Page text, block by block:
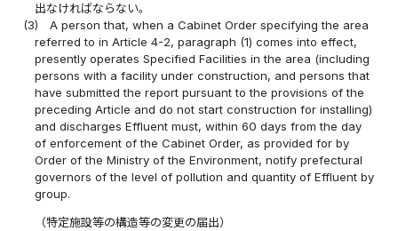
出なければならない。
(3)
A person that, when a Cabinet Order specifying the area
referred to in Article 4-2, paragraph (1) comes into effect,
presently operates Specified Facilities in the area (including
persons with a facility under construction, and persons that
have submitted the report pursuant to the provisions of the
preceding Article and do not start construction for installing)
and discharges Effluent must, within 60 days from the day
of enforcement of the Cabinet Order, as provided for by
Order of the Ministry of the Environment, notify prefectural
governors of the level of pollution and quantity of Effluent by
group.
（特定施設等の構造等の変更の届出）